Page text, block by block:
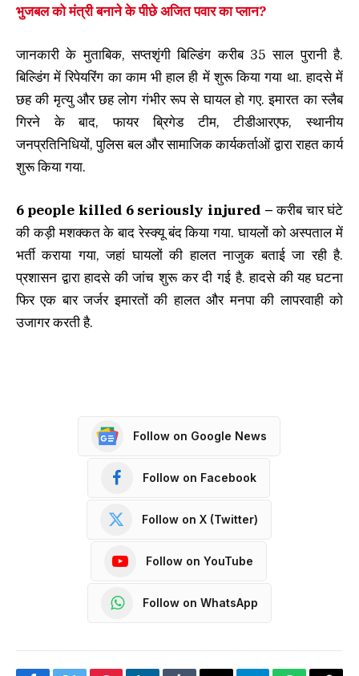
भुजबल को मंत्री बनाने के पीछे अजित पवार का प्लान?
जानकारी के मुताबिक, सप्तशृंगी बिल्डिंग करीब 35 साल पुरानी है.
बिल्डिंग में रिपेयरिंग का काम भी हाल ही में शुरू किया गया था. हादसे में
छह की मृत्यु और छह लोग गंभीर रूप से घायल हो गए. इमारत का स्लैब
गिरने के बाद, फायर ब्रिगेड टीम, टीडीआरएफ, स्थानीय
जनप्रतिनिधियों, पुलिस बल और सामाजिक कार्यकर्ताओं द्वारा राहत कार्य
शुरू किया गया.
6 people killed 6 seriously injured –करीब चार घंटे
की कड़ी मशक्कत के बाद रेस्क्यू बंद किया गया. घायलों को अस्पताल में
भर्ती कराया गया, जहां घायलों की हालत नाजुक बताई जा रही है.
प्रशासन द्वारा हादसे की जांच शुरू कर दी गई है. हादसे की यह घटना
फिर एक बार जर्जर इमारतों की हालत और मनपा की लापरवाही को
उजागर करती है.
Follow on Google News
Follow on Facebook
Follow on X (Twitter)
Follow on YouTube
Follow on WhatsApp